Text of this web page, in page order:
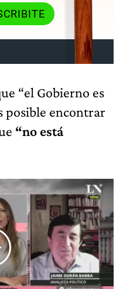
“el Gobierno es
posible encontrar
“no está